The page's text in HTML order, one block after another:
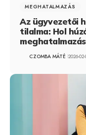
MEGHATALMAZÁS
Az ügyvezetői
tilalma: Hol
CZOMBA MÁTÉ 2026-